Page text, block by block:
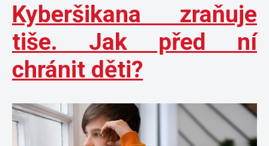
Kyberšikana zraňuje
tiše. Jak před ní
chránit děti?